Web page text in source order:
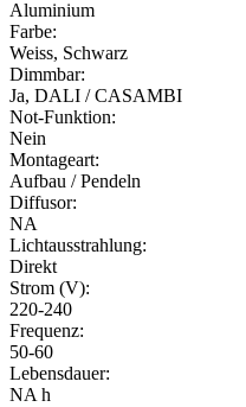
Aluminium
Farbe:
Weiss, Schwarz
Dimmbar:
Ja, DALI / CASAMBI
Not-Funktion:
Nein
Montageart:
Aufbau / Pendeln
Diffusor:
NA
Lichtausstrahlung:
Direkt
Strom (V):
220-240
Frequenz:
50-60
Lebensdauer:
NA h